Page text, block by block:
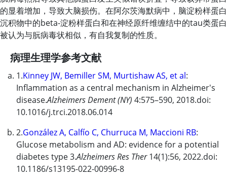
的显着增加，导致大脑损伤。在阿尔茨海默病中，脑淀粉样蛋白
沉积物中的beta-淀粉样蛋白和在神经原纤维缠结中的tau类蛋白
被认为与朊病毒状相似，有自我复制的性质。
病理生理学参考文献
1.Kinney JW, Bemiller SM, Murtishaw AS, et al:
Inflammation as a central mechanism in Alzheimer's
disease.Alzheimers Dement (NY) 4:575–590, 2018.doi:
10.1016/j.trci.2018.06.014
2.González A, Calfío C, Churruca M, Maccioni RB:
Glucose metabolism and AD: evidence for a potential
diabetes type 3.Alzheimers Res Ther14(1):56, 2022.doi:
10.1186/s13195-022-00996-8